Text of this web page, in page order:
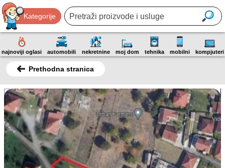
Kategorije
najnoviji oglasi automobili nekretnine moj dom tehnika mobilni kompjuteri
Prethodna stranica